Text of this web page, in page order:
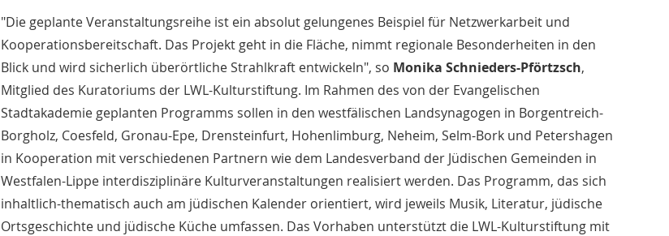
"Die geplante Veranstaltungsreihe ist ein absolut gelungenes Beispiel für Netzwerkarbeit und
Kooperationsbereitschaft. Das Projekt geht in die Fläche, nimmt regionale Besonderheiten in den
Blick und wird sicherlich überörtliche Strahlkraft entwickeln", so Monika Schnieders-Pförtzsch,
Mitglied des Kuratoriums der LWL-Kulturstiftung. Im Rahmen des von der Evangelischen
Stadtakademie geplanten Programms sollen in den westfälischen Landsynagogen in Borgentreich-
Borgholz, Coesfeld, Gronau-Epe, Drensteinfurt, Hohenlimburg, Neheim, Selm-Bork und Petershagen
in Kooperation mit verschiedenen Partnern wie dem Landesverband der Jüdischen Gemeinden in
Westfalen-Lippe interdisziplinäre Kulturveranstaltungen realisiert werden. Das Programm, das sich
inhaltlich-thematisch auch am jüdischen Kalender orientiert, wird jeweils Musik, Literatur, jüdische
Ortsgeschichte und jüdische Küche umfassen. Das Vorhaben unterstützt die LWL-Kulturstiftung mit